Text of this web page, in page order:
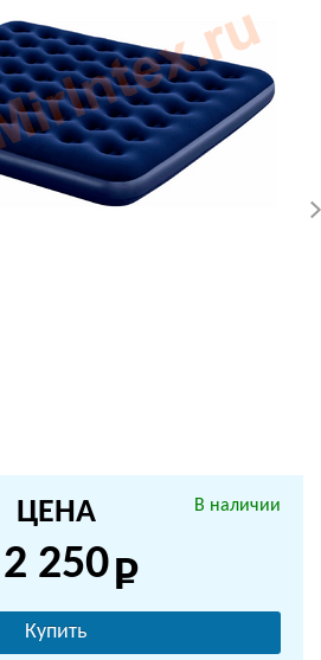
В наличии
ЦЕНА
2 250
Купить